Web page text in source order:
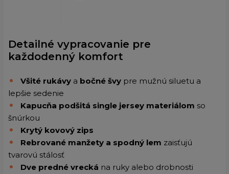
Detailné vypracovanie pre
každodenný komfort
Všité rukávy a bočné švy pre mužnú siluetu a
lepšie sedenie
Kapucňa podšitá single jersey materiálom so
šnúrkou
Krytý kovový zips
Rebrované manžety a spodný lem zaisťujú
tvarovú stálosť
Dve predné vrecká na ruky alebo drobnosti